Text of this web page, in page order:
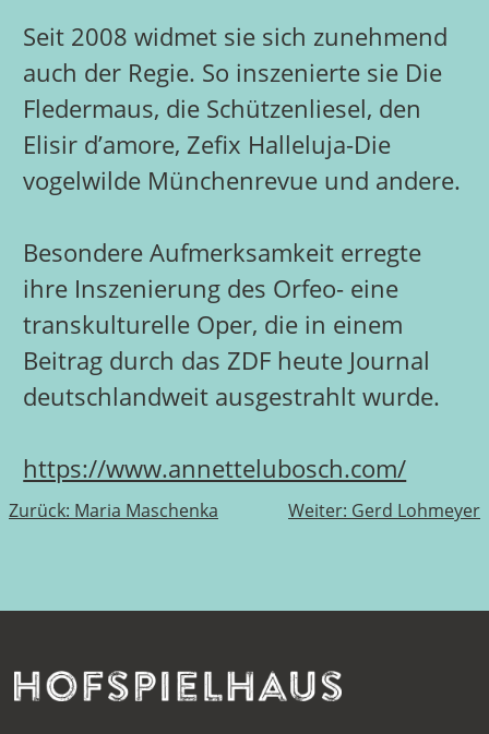
Seit 2008 widmet sie sich zunehmend
auch der Regie. So inszenierte sie Die
Fledermaus, die Schützenliesel, den
Elisir d’amore, Zefix Halleluja-Die
vogelwilde Münchenrevue und andere.
Besondere Aufmerksamkeit erregte
ihre Inszenierung des Orfeo- eine
transkulturelle Oper, die in einem
Beitrag durch das ZDF heute Journal
deutschlandweit ausgestrahlt wurde.
https://www.annettelubosch.com/
Beitragsnavigation
Zurück: Maria Maschenka Weiter: Gerd Lohmeyer